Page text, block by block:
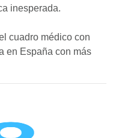
inesperada.
cuadro médico con
en España con más